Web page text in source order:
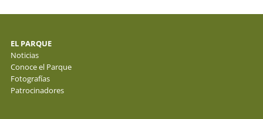
EL PARQUE
Noticias
Conoce el Parque
Fotografías
Patrocinadores